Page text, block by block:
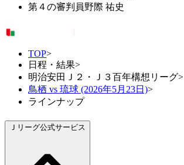
第４の審判員野際 祐史
TOP>
日程・結果>
明治安田Ｊ２・Ｊ３百年構想リーグ>
鳥栖 vs 琉球 (2026年5月23日)>
ラインナップ
Ｊリーグ公式サービス